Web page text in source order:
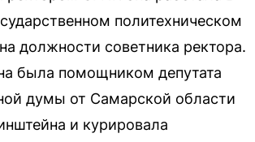
политехническом
должности советника ректора.
была помощником депутата
думы от Самарской области
и курировала